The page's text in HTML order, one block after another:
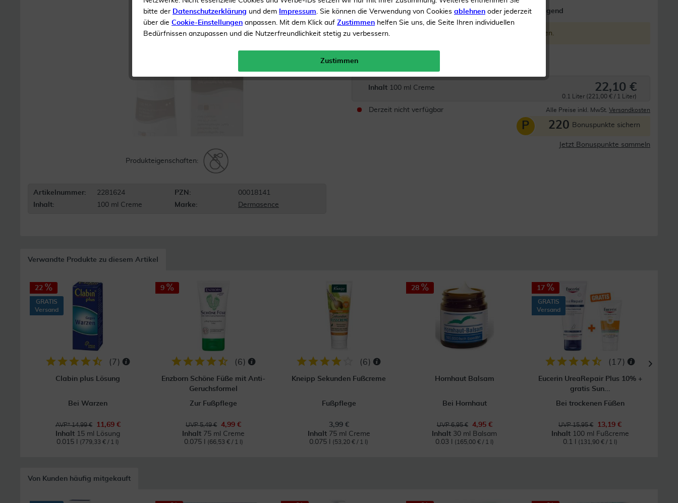
Hautbarriere stärkend
Hautberuhigend 
Produkteigenschaften:
Artikelnummer: 2281624 PZN:
00018141
Inhalt:
100 ml Creme Marke: Dermasence
Der Artikel wird in dieser Form nicht mehr angeboten.
Zum angegebenen Nachfolger
Inhalt100 ml Creme 22,10 €
0.1 Liter (221,00 € / 1 Liter)
Derzeit nicht verfügbar Alle Preise inkl. MwSt. Versandkosten
P 220 Bonuspunkte sichern
Jetzt Bonuspunkte sammeln
Verwandte Produkte zu diesem Artikel
22
GRATIS
Versand
( 7 )
Clabin plus Lösung
Bei Warzen
AVP* 14,99 €
11,69 €
Inhalt 15 ml Lösung
0.015 l
(779,33 € / 1 l)
9
(6)
Enzborn Schöne Füße mit Anti-
Geruchsformel
Zur Fußpflege
UVP 5,49 €
4,99 €
Inhalt 75 ml Creme
0.075 l
(66,53 € / 1 l)
(6)
Kneipp Sekunden Fußcreme
Fußpflege
3,99 €
Inhalt 75 ml Creme
0.075 l
(53,20 € / 1 l)
28
Hornhaut Balsam
Bei Hornhaut
UVP 6,95 €
4,95 €
Inhalt 30 ml Balsam
0.03 l
(165,00 € / 1 l)
17
GRATIS
Versand
( 17 )
Eucerin UreaRepair Plus 10% +
gratis Sun...
Bei trockenen Füßen
UVP 15,95 €
13,19 €
Inhalt 100 ml Fußcreme
0.1 l
(131,90 € / 1 l)
Von Kunden häufig mitgekauft
bitte der Datenschutzerklärung und dem Impressum. Sie können die Verwendung von Cookies ablehnen oder jederzeit
über die Cookie-Einstellungen anpassen. Mit dem Klick auf Zustimmen helfen Sie uns, die Seite Ihren individuellen
Bedürfnissen anzupassen und die Nutzerfreundlichkeit stetig zu verbessern.
Zustimmen